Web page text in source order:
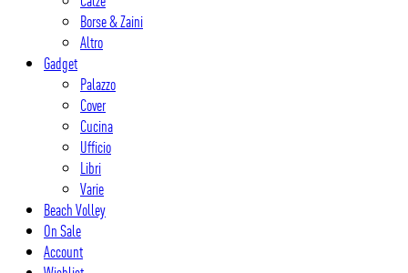
Borse & Zaini
Altro
Gadget
Palazzo
Cover
Cucina
Ufficio
Libri
Varie
Beach Volley
On Sale
Account